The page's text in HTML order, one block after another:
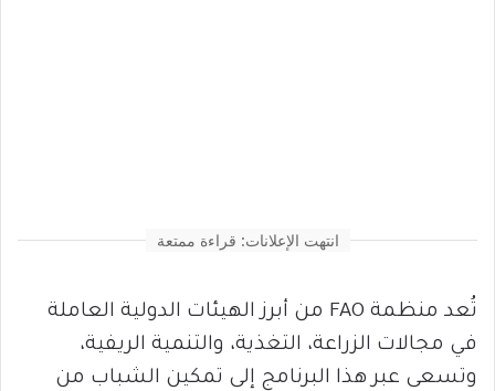
انتهت الإعلانات: قراءة ممتعة
تُعد منظمة FAO من أبرز الهيئات الدولية العاملة
في مجالات الزراعة، التغذية، والتنمية الريفية،
وتسعى عبر هذا البرنامج إلى تمكين الشباب من